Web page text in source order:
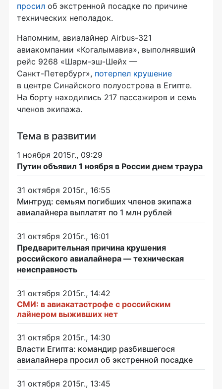
просил об экстренной посадке по причине
технических неполадок.
Напомним, авиалайнер Airbus-321
авиакомпании «Когалымавиа», выполнявший
рейс 9268 «Шарм-эш-Шейх —
Санкт-Петербург», потерпел крушение
в центре Синайского полуострова в Египте.
На борту находились 217 пассажиров и семь
членов экипажа.
Тема в развитии
1 ноября 2015г., 09:29
Путин объявил 1 ноября в России днем траура
31 октября 2015г., 16:55
Минтруд: семьям погибших членов экипажа
авиалайнера выплатят по 1 млн рублей
31 октября 2015г., 16:01
Предварительная причина крушения
российского авиалайнера — техническая
неисправность
31 октября 2015г., 14:42
СМИ: в авиакатастрофе с российским
лайнером выживших нет
31 октября 2015г., 14:30
Власти Египта: командир разбившегося
авиалайнера просил об экстренной посадке
31 октября 2015г., 13:45